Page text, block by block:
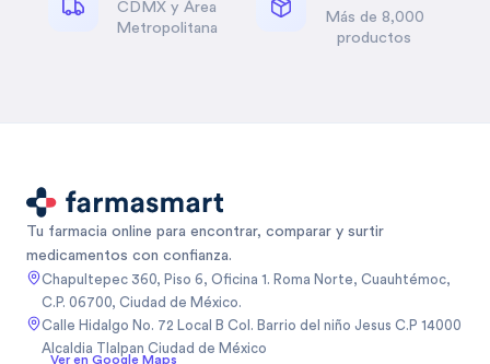
CDMX y Área
Metropolitana
Más de 8,000
productos
Tu farmacia online para encontrar, comparar y surtir
medicamentos con confianza.
Chapultepec 360, Piso 6, Oficina 1. Roma Norte, Cuauhtémoc,
C.P. 06700, Ciudad de México.
Calle Hidalgo No. 72 Local B Col. Barrio del niño Jesus C.P 14000
Alcaldia Tlalpan Ciudad de México
Ver en Google Maps